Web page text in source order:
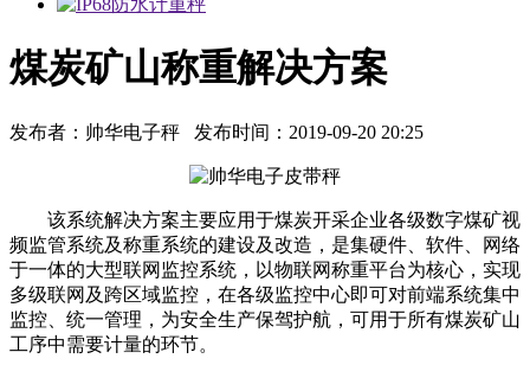
煤炭矿山称重解决方案
发布者：帅华电子秤 发布时间：2019-09-20 20:25
该系统解决方案主要应用于煤炭开采企业各级数字煤矿视
频监管系统及称重系统的建设及改造，是集硬件、软件、网络
于一体的大型联网监控系统，以物联网称重平台为核心，实现
多级联网及跨区域监控，在各级监控中心即可对前端系统集中
监控、统一管理，为安全生产保驾护航，可用于所有煤炭矿山
工序中需要计量的环节。